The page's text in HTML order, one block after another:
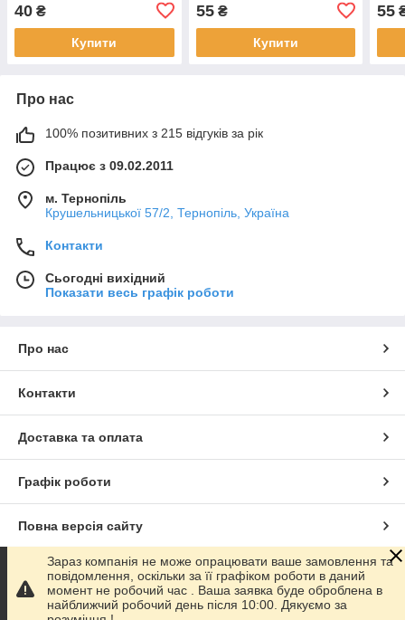
40 ₴
Купити
55₴
Купити
55
Про нас
100% позитивних з 215 відгуків за рік
Працює з 09.02.2011
м. Тернопіль
Крушельницької 57/2, Тернопіль, Україна
Контакти
Сьогодні вихідний
Показати весь графік роботи
Про нас
Контакти
Доставка та оплата
Графік роботи
Повна версія сайту
Сайт створено на маркетплейсіProm.ua
Політика конфіденційності
Зараз компанія не може опрацювати ваше замовлення та
повідомлення, оскільки за її графіком роботи в даний
момент не робочий час . Ваша заявка буде оброблена в
найближчий робочий день після 10:00. Дякуємо за